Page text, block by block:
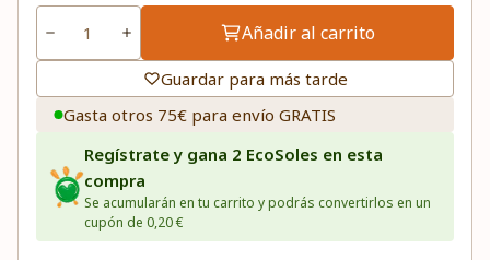
Añadir al carrito
Guardar para más tarde
Gasta otros 75€ para envío GRATIS
Regístrate y gana 2 EcoSoles en esta
compra
Se acumularán en tu carrito y podrás convertirlos en un
cupón de 0,20 €